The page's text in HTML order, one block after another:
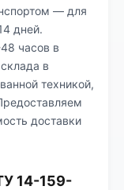
— для
дней.
часов в
в
техникой,
доставки
14-159-